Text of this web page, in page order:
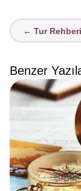
← Tur
Benzer